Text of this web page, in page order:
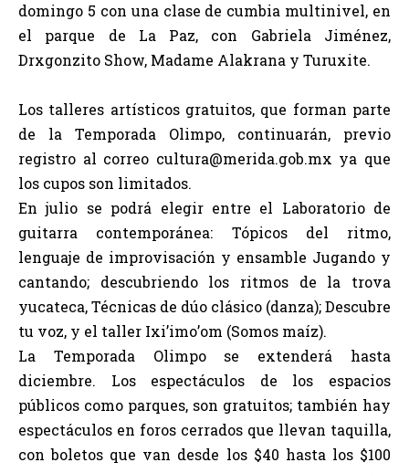
domingo 5 con una clase de cumbia multinivel, en
el parque de La Paz, con Gabriela Jiménez,
Drxgonzito Show, Madame Alakrana y Turuxite.
Los talleres artísticos gratuitos, que forman parte
de la Temporada Olimpo, continuarán, previo
registro al correo cultura@merida.gob.mx ya que
los cupos son limitados.
En julio se podrá elegir entre el Laboratorio de
guitarra contemporánea: Tópicos del ritmo,
lenguaje de improvisación y ensamble Jugando y
cantando; descubriendo los ritmos de la trova
yucateca, Técnicas de dúo clásico (danza); Descubre
tu voz, y el taller Ixi’imo’om (Somos maíz).
La Temporada Olimpo se extenderá hasta
diciembre. Los espectáculos de los espacios
públicos como parques, son gratuitos; también hay
espectáculos en foros cerrados que llevan taquilla,
con boletos que van desde los $40 hasta los $100